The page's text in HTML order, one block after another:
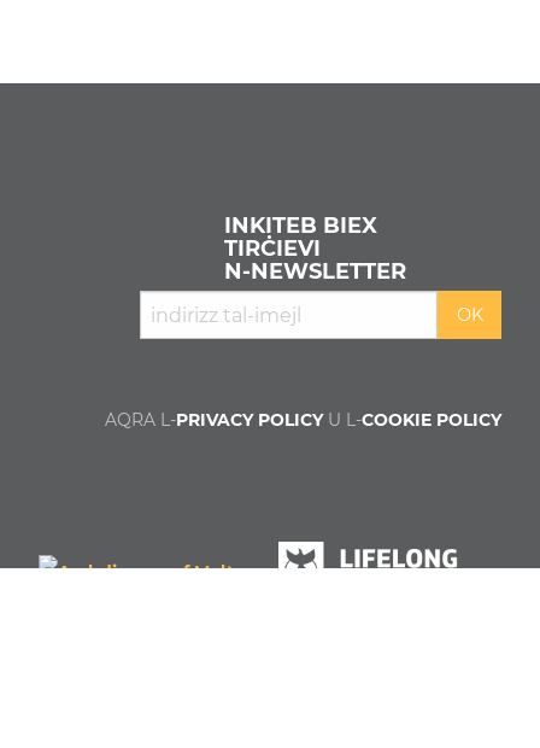
INKITEB BIEX
TIRĊIEVI
N‑NEWSLETTER
AQRA L-PRIVACY POLICYU L-COOKIE POLICY